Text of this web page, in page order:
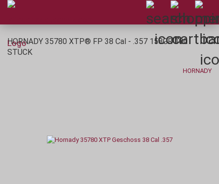
HORNADY 35780 XTP® FP 38 Cal - .357 158GR 100
STÜCK
HORNADY